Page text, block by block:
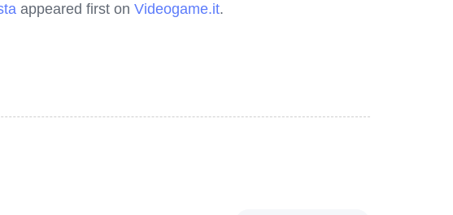
appeared first on Videogame.it.